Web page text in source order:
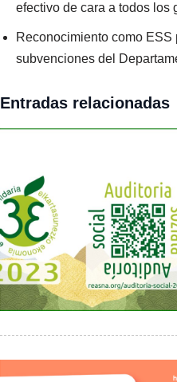
efectivo de cara a todos los
Reconocimiento como
subvenciones del
Entradas relacionadas